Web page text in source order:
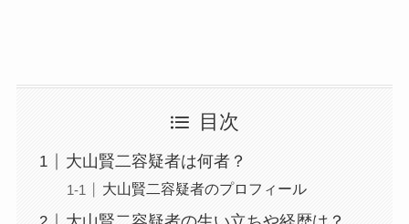
目次
大山賢二容疑者は何者？
大山賢二容疑者のプロフィール